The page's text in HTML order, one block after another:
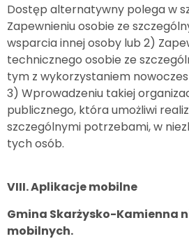
Dostęp alternatywny polega w
Zapewnieniu osobie ze
wsparcia innej osoby lub 2)
technicznego osobie ze
tym z wykorzystaniem
3) Wprowadzeniu takiej
publicznego, która umożliwi
szczególnymi potrzebami, w
tych osób.
VIII. Aplikacje mobilne
Gmina Skarżysko-Kamienna
mobilnych.